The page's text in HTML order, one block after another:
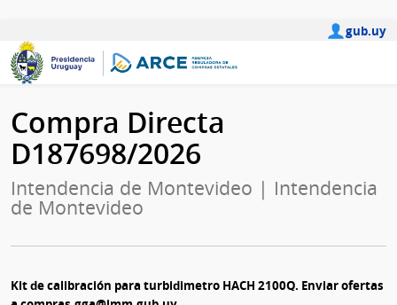
gub.uy
Compra Directa
D187698/2026
Intendencia de Montevideo | Intendencia
de Montevideo
Kit de calibración para turbidimetro HACH 2100Q. Enviar ofertas